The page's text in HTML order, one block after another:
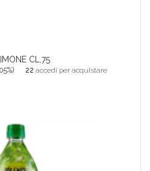
CL.75
22 accedi per acquistare